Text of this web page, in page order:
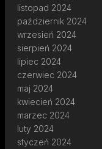
listopad 2024
październik 2024
wrzesień 2024
sierpień 2024
lipiec 2024
czerwiec 2024
maj 2024
kwiecień 2024
marzec 2024
luty 2024
styczeń 2024